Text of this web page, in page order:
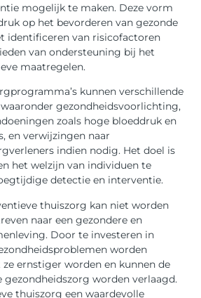
mogelijk te maken. Deze vorm
op het bevorderen van gezonde
identificeren van risicofactoren
van ondersteuning bij het
maatregelen.
kunnen verschillende
gezondheidsvoorlichting,
zoals hoge bloeddruk en
en verwijzingen naar
indien nodig. Het doel is
het welzijn van individuen te
detectie en interventie.
thuiszorg kan niet worden
naar een gezondere en
Door te investeren in
worden
ernstiger worden en kunnen de
gezondheidszorg worden verlaagd.
thuiszorg een waardevolle